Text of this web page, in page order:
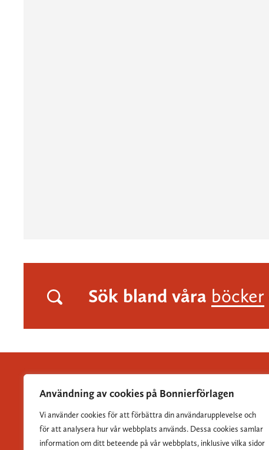
Användning av cookies på Bonnierförlagen
Vi använder cookies för att förbättra din användarupplevelse och
för att analysera hur vår webbplats används. Dessa cookies samlar
information om ditt beteende på vår webbplats, inklusive vilka sidor
Sök bland våra böcker
Albert Bonniers Förlag grundades 1837 och är Sveriges
största skönlitterära förlag.